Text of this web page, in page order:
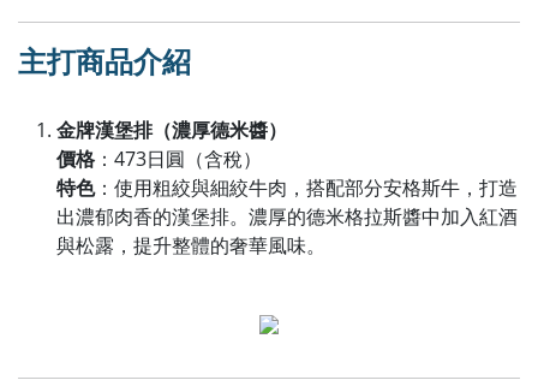
主打商品介紹
金牌漢堡排（濃厚德米醬）
價格 ：473日圓（含稅）
特色：使用粗絞與細絞牛肉，搭配部分安格斯牛，打造
出濃郁肉香的漢堡排。濃厚的德米格拉斯醬中加入紅酒
與松露，提升整體的奢華風味。